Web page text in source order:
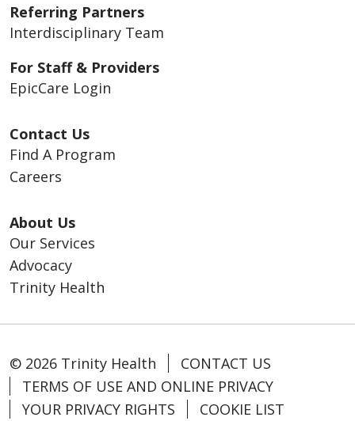
Referring Partners
Interdisciplinary Team
For Staff & Providers
EpicCare Login
Contact Us
Find A Program
Careers
About Us
Our Services
Advocacy
Trinity Health
© 2026 Trinity Health
CONTACT US
TERMS OF USE AND ONLINE PRIVACY
YOUR PRIVACY RIGHTS
COOKIE LIST